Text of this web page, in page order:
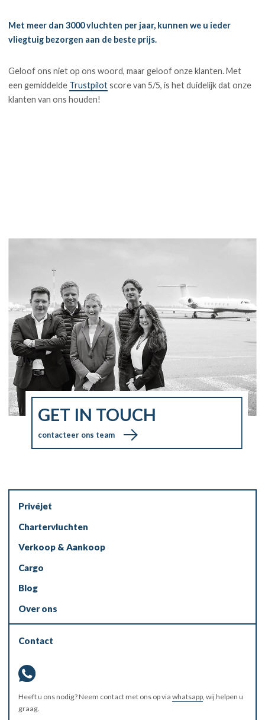
Met meer dan 3000 vluchten per jaar, kunnen we u ieder
vliegtuig bezorgen aan de beste prijs.
Geloof ons niet op ons woord, maar geloof onze klanten. Met
een gemiddelde Trustpilotscore van 5/5, is het duidelijk dat onze
klanten van ons houden!
GET IN TOUCH
contacteer ons team
Privéjet
Chartervluchten
Verkoop & Aankoop
Cargo
Blog
Over ons
Contact
Heeft u ons nodig? Neem contact met ons op via whatsapp, wij helpen u
graag.